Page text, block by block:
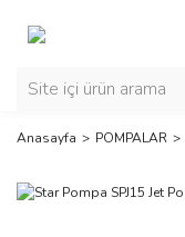
Anasayfa POMPALAR